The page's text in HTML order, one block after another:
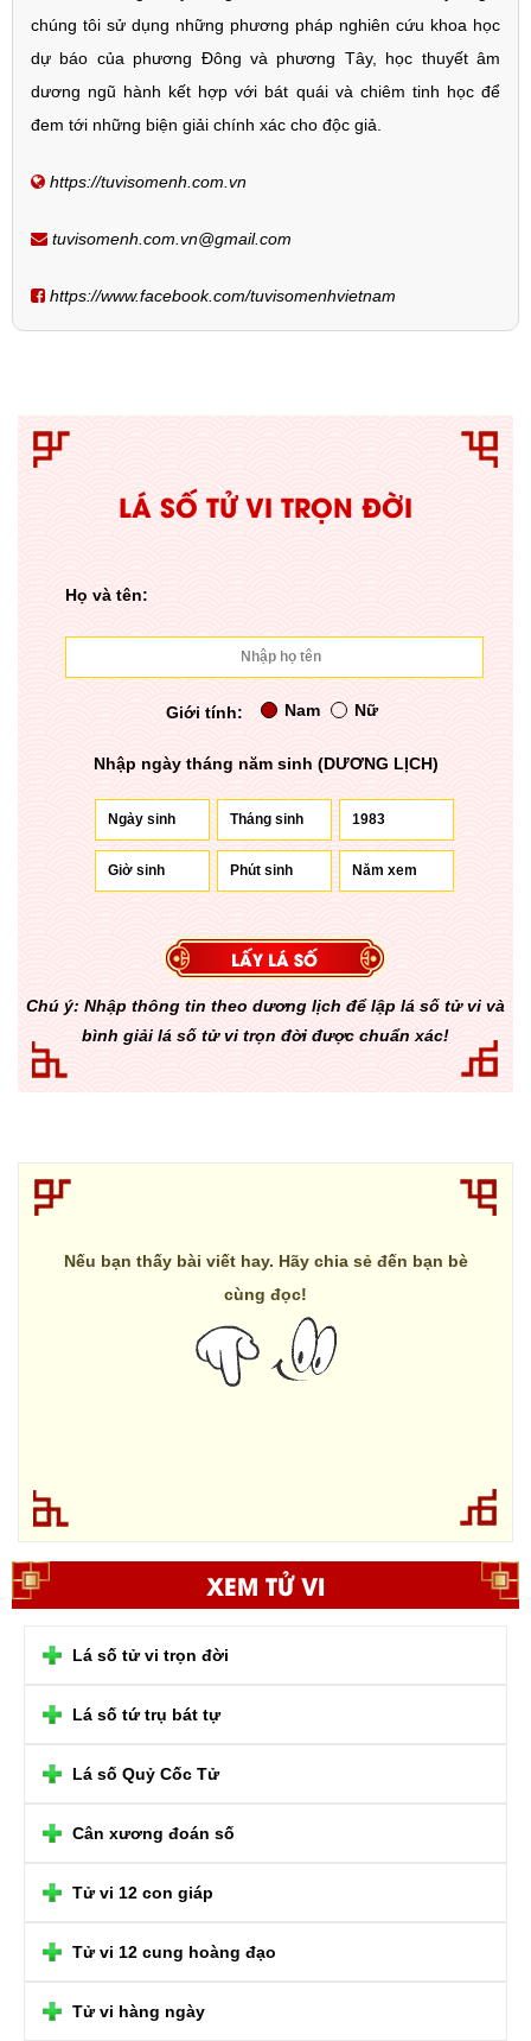
chúng tôi sử dụng những phương pháp nghiên cứu khoa học
dự báo của phương Đông và phương Tây, học thuyết âm
dương ngũ hành kết hợp với bát quái và chiêm tinh học để
đem tới những biện giải chính xác cho độc giả.
https://tuvisomenh.com.vn
tuvisomenh.com.vn@gmail.com
https://www.facebook.com/tuvisomenhvietnam
LÁ SỐ TỬ VI TRỌN ĐỜI
Họ và tên:
Giới tính: Nam Nữ
Nhập ngày tháng năm sinh (DƯƠNG LỊCH)
Chú ý: Nhập thông tin theo dương lịch để lập lá số tử vi và
bình giải lá số tử vi trọn đời được chuẩn xác!
Nếu bạn thấy bài viết hay. Hãy chia sẻ đến bạn bè
cùng đọc!
XEM TỬ VI
Lá số tử vi trọn đời
Lá số tứ trụ bát tự
Lá số Quỷ Cốc Tử
Cân xương đoán số
Tử vi 12 con giáp
Tử vi 12 cung hoàng đạo
Tử vi hàng ngày